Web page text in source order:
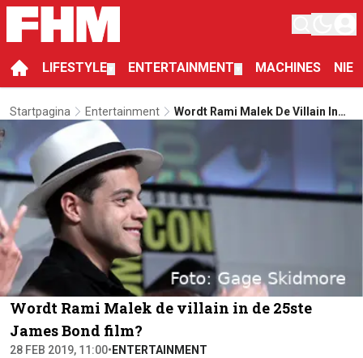
LIFESTYLE ENTERTAINMENT MACHINES
Startpagina Entertainment
Wordt Rami Malek De Villain In
Wordt Rami Malek de villain in de 25ste
James Bond film?
28 FEB 2019, 11:00• ENTERTAINMENT